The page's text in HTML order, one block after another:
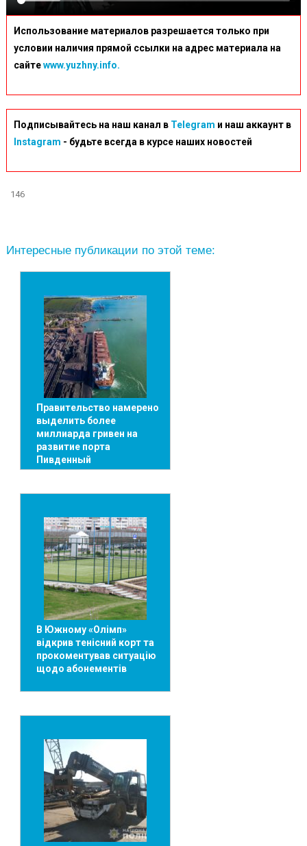
Использование материалов разрешается только при
условии наличия прямой ссылки на адрес материала на
сайтеwww.yuzhny.info.
Подписывайтесь на наш канал в Telegram и наш аккаунт в
Instagram - будьте всегда в курсе наших новостей
146
Интересные публикации по этой теме:
Правительство намерено
выделить более
миллиарда гривен на
развитие порта
Пивденный
В Южному «Олімп»
відкрив тенісний корт та
прокоментував ситуацію
щодо абонементів